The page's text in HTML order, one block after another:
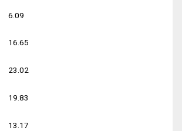
6.09
16.65
23.02
19.83
13.17